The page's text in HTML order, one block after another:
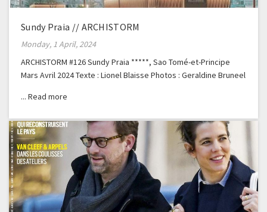
Sundy Praia // ARCHISTORM
Monday, 1 April, 2024
ARCHISTORM #126 Sundy Praia *****, Sao Tomé-et-Principe
Mars Avril 2024 Texte : Lionel Blaisse Photos : Geraldine Bruneel